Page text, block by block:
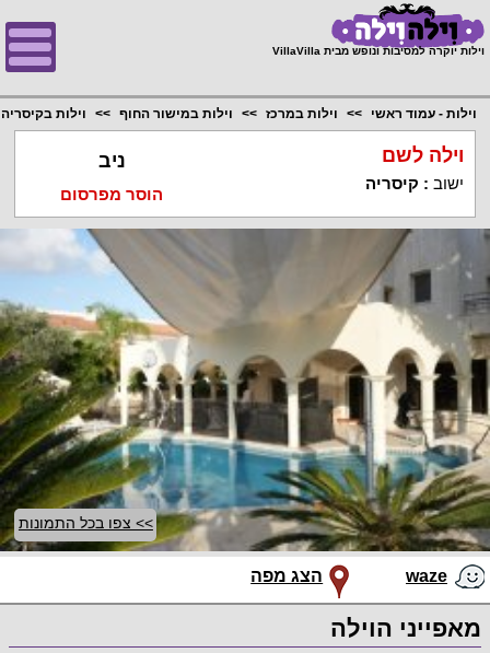
וילות יוקרה למסיבות ונופש מבית VillaVilla
וילות - עמוד ראשי וילות במרכז וילות במישור החוף וילות בקיסריה
וילה לשם
ישוב : קיסריה
ניב
הוסר מפרסום
>> צפו בכל התמונות
waze הצג מפה
מאפייני הוילה